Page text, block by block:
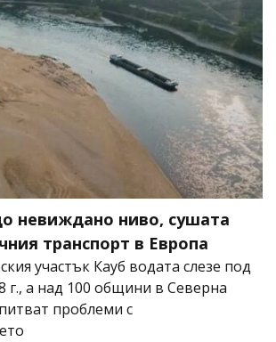
невиждано ниво, сушата
транспорт в Европа
участък Кауб водата слезе под
г., а над 100 общини в Северна
проблеми с